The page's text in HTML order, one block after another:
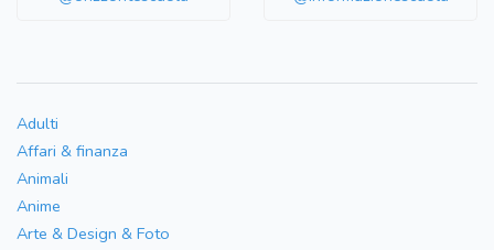
Adulti
Affari & finanza
Animali
Anime
Arte & Design & Foto